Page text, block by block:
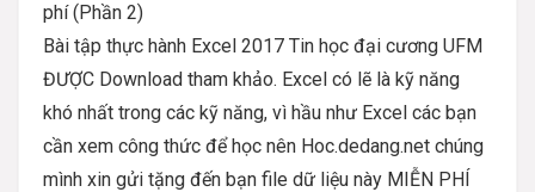
phí (Phần 2)
Bài tập thực hành Excel 2017 Tin học đại cương UFM
ĐƯỢC Download tham khảo. Excel có lẽ là kỹ năng
khó nhất trong các kỹ năng, vì hầu như Excel các bạn
cần xem công thức để học nên Hoc.dedang.net chúng
mình xin gửi tặng đến bạn file dữ liệu này MIỄN PHÍ